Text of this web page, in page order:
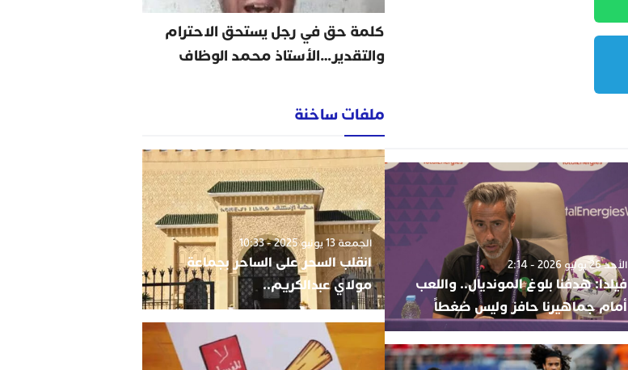
الأحد 26 يوليو 2026 - 2:14
فيلدا: هدفنا بلوغ المونديال.. واللعب
أمام جماهيرنا حافز وليس ضغطاً
كلمة حق في رجل يستحق الاحترام
والتقدير…الأستاذ محمد الوظاف
ملفات ساخنة
الجمعة 13 يونيو 2025 - 10:33
انقلب السحر على الساحر بجماعة
مولاي عبدالكريم..